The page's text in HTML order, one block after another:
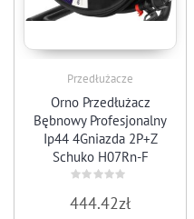
Przedłużacze
Orno Przedłużacz
Bębnowy Profesjonalny
Ip44 4Gniazda 2P+Z
Schuko H07Rn-F
3X2,5Mm 30M
(ORAE13157GS30M)
0
out
444.42zł